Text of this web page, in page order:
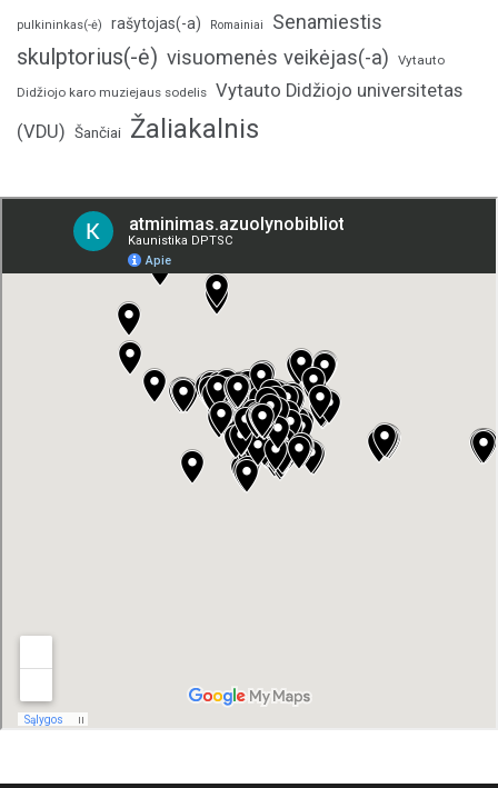
pulkininkas(-ė) rašytojas(-a) Romainiai Senamiestis
skulptorius(-ė) visuomenės veikėjas(-a) Vytauto
Didžiojo karo muziejaus sodelis Vytauto Didžiojo universitetas
(VDU) Šančiai Žaliakalnis